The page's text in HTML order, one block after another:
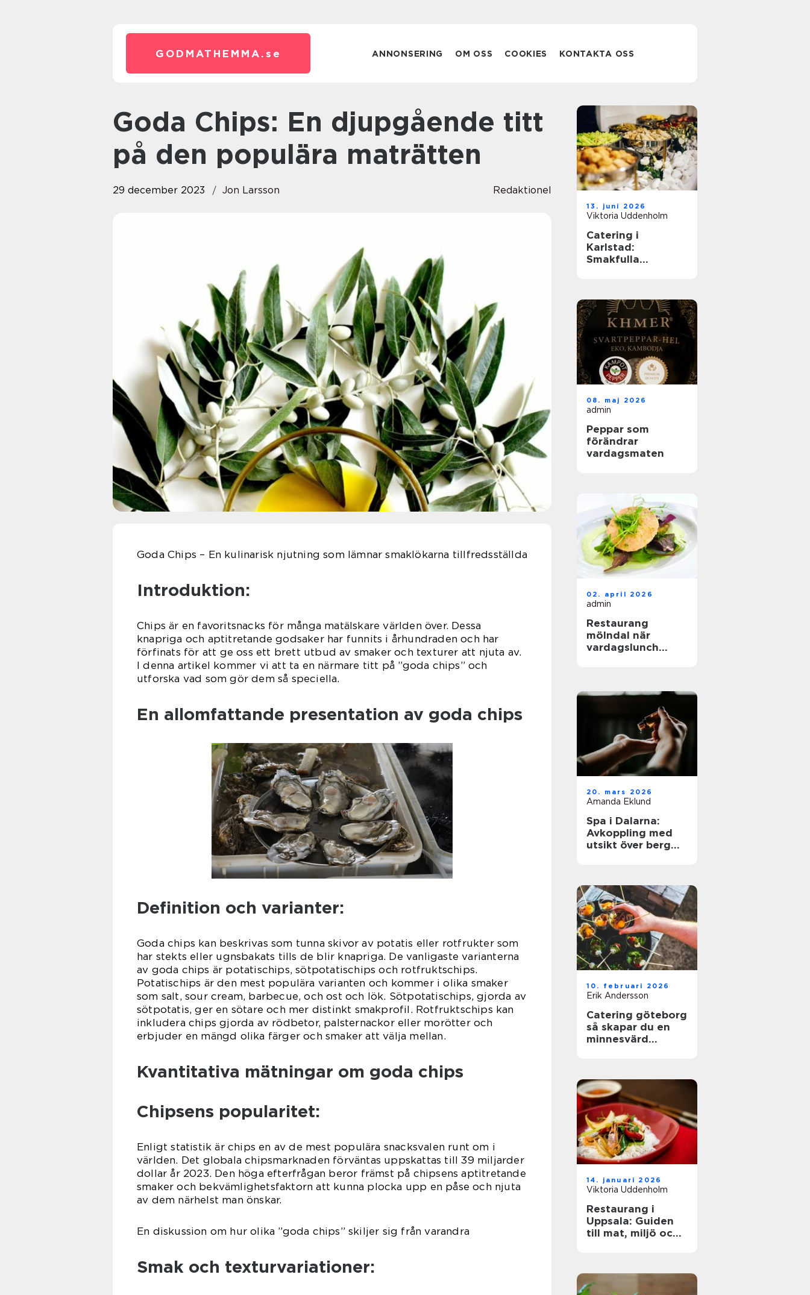
GODMATHEMMA. se ANNONSERING OM OSS COOKIES KONTAKTA OSS
Goda Chips: En djupgående titt
på den populära maträtten
29 december 2023 Jon Larsson Redaktionel
Goda Chips – En kulinarisk njutning som lämnar smaklökarna tillfredsställda
Introduktion:
Chips är en favoritsnacks för många matälskare världen över. Dessa
knapriga och aptitretande godsaker har funnits i århundraden och har
förfinats för att ge oss ett brett utbud av smaker och texturer att njuta av.
I denna artikel kommer vi att ta en närmare titt på ”goda chips” och
utforska vad som gör dem så speciella.
En allomfattande presentation av goda chips
Definition och varianter:
Goda chips kan beskrivas som tunna skivor av potatis eller rotfrukter som
har stekts eller ugnsbakats tills de blir knapriga. De vanligaste varianterna
av goda chips är potatischips, sötpotatischips och rotfruktschips.
Potatischips är den mest populära varianten och kommer i olika smaker
som salt, sour cream, barbecue, och ost och lök. Sötpotatischips, gjorda av
sötpotatis, ger en sötare och mer distinkt smakprofil. Rotfruktschips kan
inkludera chips gjorda av rödbetor, palsternackor eller morötter och
erbjuder en mängd olika färger och smaker att välja mellan.
Kvantitativa mätningar om goda chips
Chipsens popularitet:
Enligt statistik är chips en av de mest populära snacksvalen runt om i
världen. Det globala chipsmarknaden förväntas uppskattas till 39 miljarder
dollar år 2023. Den höga efterfrågan beror främst på chipsens aptitretande
smaker och bekvämlighetsfaktorn att kunna plocka upp en påse och njuta
av dem närhelst man önskar.
En diskussion om hur olika ”goda chips” skiljer sig från varandra
Smak och texturvariationer:
13. juni 2026
Viktoria Uddenholm
Catering i
Karlstad:
Smakfulla
08. maj 2026
admin
Peppar som
förändrar
vardagsmaten
02. april 2026
admin
Restaurang
mölndal när
vardagslunch
20. mars 2026
Amanda Eklund
Spa i Dalarna:
Avkoppling med
utsikt över berg
10. februari 2026
Erik Andersson
Catering göteborg
så skapar du en
minnesvärd
14. januari 2026
Viktoria Uddenholm
Restaurang i
Uppsala: Guiden
till mat, miljö och